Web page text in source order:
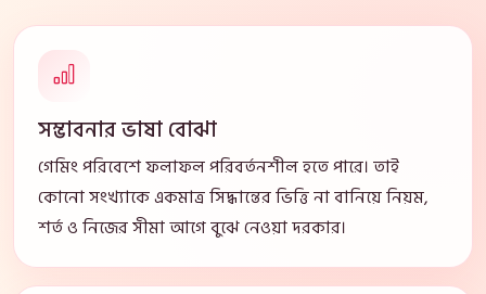
সম্ভাবনার ভাষা বোঝা
গেমিং পরিবেশে ফলাফল পরিবর্তনশীল হতে পারে। তাই
কোনো সংখ্যাকে একমাত্র সিদ্ধান্তের ভিত্তি না বানিয়ে নিয়ম,
শর্ত ও নিজের সীমা আগে বুঝে নেওয়া দরকার।